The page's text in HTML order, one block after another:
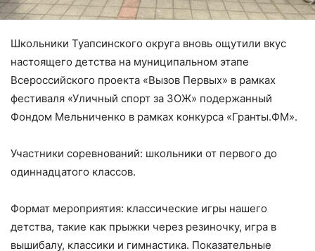
Школьники Туапсинского округа вновь ощутили вкус
настоящего детства на муниципальном этапе
Всероссийского проекта «Вызов Первых» в рамках
фестиваля «Уличный спорт за ЗОЖ» подержанный
Фондом Мельниченко в рамках конкурса «Гранты.ФМ».
Участники соревнований: школьники от первого до
одиннадцатого классов.
Формат мероприятия: классические игры нашего
детства, такие как прыжки через резиночку, игра в
вышибалу, классики и гимнастика. Показательные